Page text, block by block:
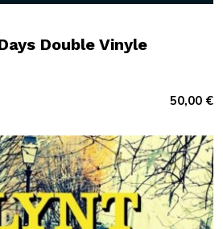
Double Vinyle
50,00 €